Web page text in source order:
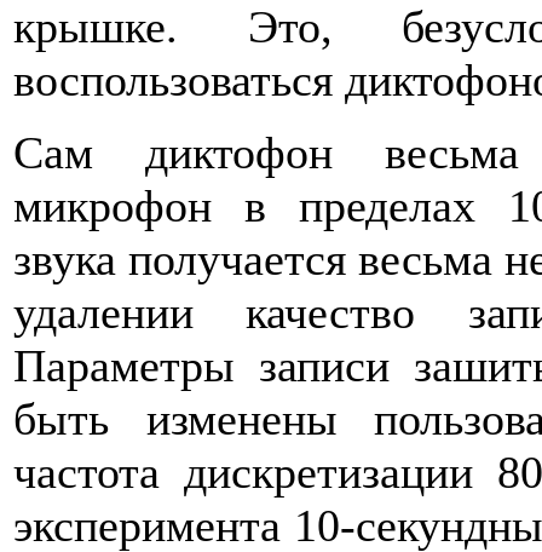
крышке. Это,
воспользоваться
Сам диктофон
микрофон в пределах
звука получается весьма
удалении качество
Параметры записи
быть изменены
частота дискретизации
эксперимента 10-